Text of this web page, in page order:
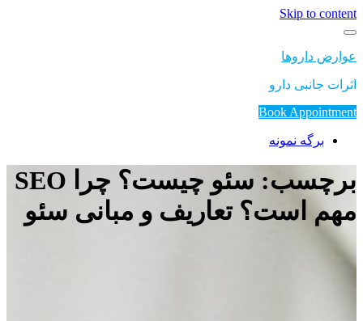
Skip to content
عوارض داروها
اثرات جانبی دارو
Book Appointment
برگه نمونه
برچسب: سئو چیست؟ چرا SEO
مهم است؟ تعاریف و مبانی سئو